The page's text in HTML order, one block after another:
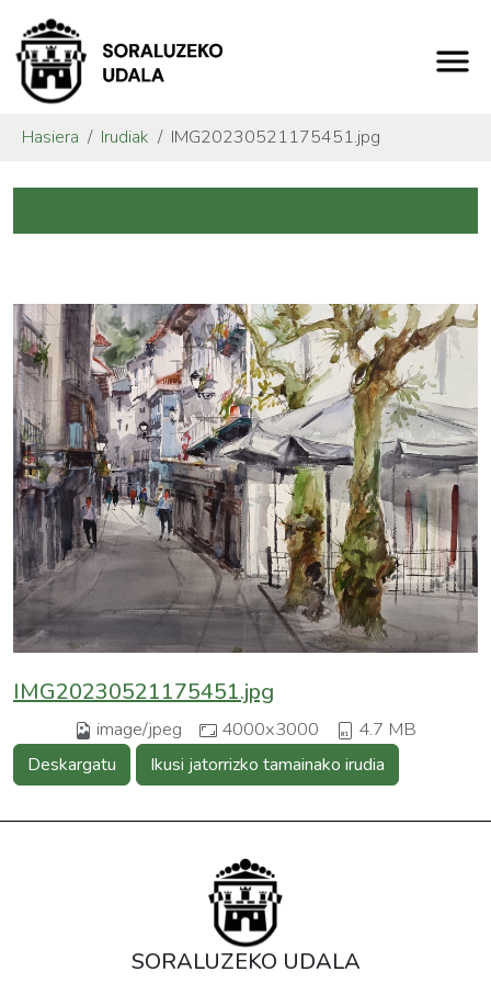
Hasiera Irudiak IMG20230521175451.jpg
IMG20230521175451.jpg
image/jpeg 4000x3000 4.7 MB
Deskargatu Ikusi jatorrizko tamainako irudia
SORALUZEKO UDALA